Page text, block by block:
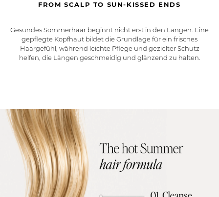
FROM SCALP TO SUN-KISSED ENDS
Gesundes Sommerhaar beginnt nicht erst in den Längen. Eine
gepflegte Kopfhaut bildet die Grundlage für ein frisches
Haargefühl, während leichte Pflege und gezielter Schutz
helfen, die Längen geschmeidig und glänzend zu halten.